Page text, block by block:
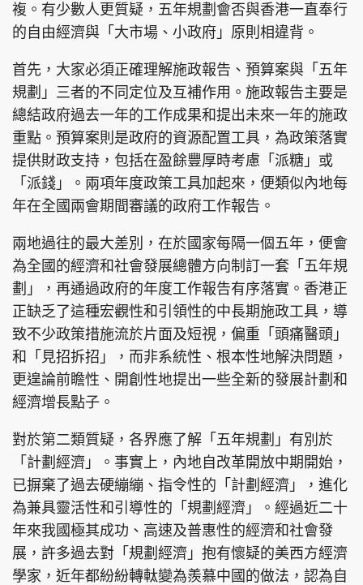
聯絡我們 版權及免責聲明
Copyright © 東周網 版權所有 . 不得轉載
©Eastweek.com.hk. All rights reserved.
複。有少數人更質疑，五年規劃會否與香港一直奉行
的自由經濟與「大市場、小政府」原則相違背。
首先，大家必須正確理解施政報告、預算案與「五年
規劃」三者的不同定位及互補作用。施政報告主要是
總結政府過去一年的工作成果和提出未來一年的施政
重點。預算案則是政府的資源配置工具，為政策落實
提供財政支持，包括在盈餘豐厚時考慮「派糖」或
「派錢」。兩項年度政策工具加起來，便類似內地每
年在全國兩會期間審議的政府工作報告。
兩地過往的最大差別，在於國家每隔一個五年，便會
為全國的經濟和社會發展總體方向制訂一套「五年規
劃」，再通過政府的年度工作報告有序落實。香港正
正缺乏了這種宏觀性和引領性的中長期施政工具，導
致不少政策措施流於片面及短視，偏重「頭痛醫頭」
和「見招拆招」，而非系統性、根本性地解決問題，
更遑論前瞻性、開創性地提出一些全新的發展計劃和
經濟增長點子。
對於第二類質疑，各界應了解「五年規劃」有別於
「計劃經濟」。事實上，內地自改革開放中期開始，
已摒棄了過去硬繃繃、指令性的「計劃經濟」，進化
為兼具靈活性和引導性的「規劃經濟」。經過近二十
年來我國極其成功、高速及普惠性的經濟和社會發
展，許多過去對「規劃經濟」抱有懷疑的美西方經濟
學家，近年都紛紛轉軚變為羨慕中國的做法，認為自